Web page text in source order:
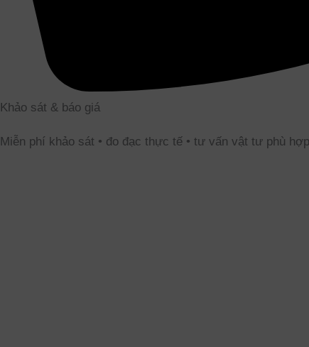
Khảo sát & báo giá
Miễn phí khảo sát • đo đạc thực tế • tư vấn vật tư phù